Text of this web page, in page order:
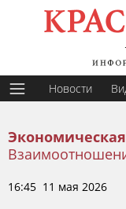
Новости
16:45 11 мая 2026